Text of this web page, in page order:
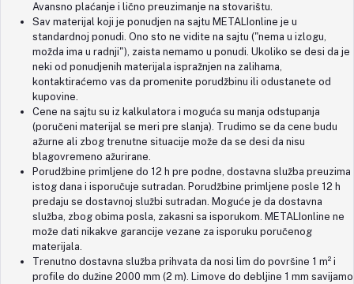
Avansno plaćanje i lično preuzimanje na stovarištu.
Sav materijal koji je ponudjen na sajtu METALIonline je u
standardnoj ponudi. Ono sto ne vidite na sajtu ("nema u izlogu,
možda ima u radnji"), zaista nemamo u ponudi. Ukoliko se desi da je
neki od ponudjenih materijala ispražnjen na zalihama,
kontaktiraćemo vas da promenite porudžbinu ili odustanete od
kupovine.
Cene na sajtu su iz kalkulatora i moguća su manja odstupanja
(poručeni materijal se meri pre slanja). Trudimo se da cene budu
ažurne ali zbog trenutne situacije može da se desi da nisu
blagovremeno ažurirane.
Porudžbine primljene do 12 h pre podne, dostavna služba preuzima
istog dana i isporučuje sutradan. Porudžbine primljene posle 12 h
predaju se dostavnoj službi sutradan. Moguće je da dostavna
služba, zbog obima posla, zakasni sa isporukom. METALIonline ne
može dati nikakve garancije vezane za isporuku poručenog
materijala.
Trenutno dostavna služba prihvata da nosi lim do površine 1 m² i
profile do dužine 2000 mm (2 m). Limove do debljine 1 mm savijamo